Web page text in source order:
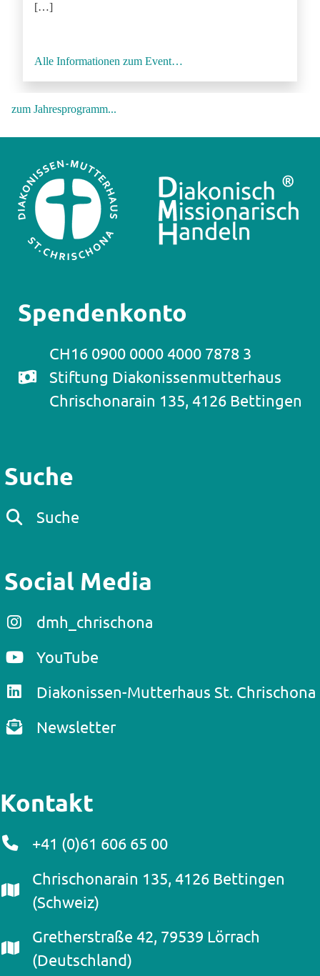
[…]
Alle Informationen zum Event…
zum Jahresprogramm...
Spendenkonto
CH16 0900 0000 4000 7878 3
Stiftung Diakonissenmutterhaus
Chrischonarain 135, 4126 Bettingen
Suche
Suche
Social Media
dmh_chrischona
YouTube
Diakonissen-Mutterhaus St. Chrischona
Newsletter
Kontakt
+41 (0)61 606 65 00
Chrischonarain 135, 4126 Bettingen
(Schweiz)
Gretherstraße 42, 79539 Lörrach
(Deutschland)